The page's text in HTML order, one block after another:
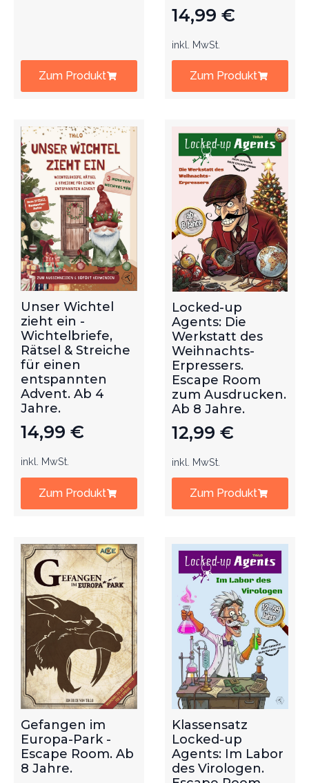
Zum Produkt
14,99 €
inkl. MwSt.
Zum Produkt
Unser Wichtel
zieht ein -
Wichtelbriefe,
Rätsel & Streiche
für einen
entspannten
Advent. Ab 4
Jahre.
14,99 €
inkl. MwSt.
Zum Produkt
Locked-up
Agents: Die
Werkstatt des
Weihnachts-
Erpressers.
Escape Room
zum Ausdrucken.
Ab 8 Jahre.
12,99 €
inkl. MwSt.
Zum Produkt
Gefangen im
Europa-Park -
Escape Room. Ab
8 Jahre.
Klassensatz
Locked-up
Agents: Im Labor
des Virologen.